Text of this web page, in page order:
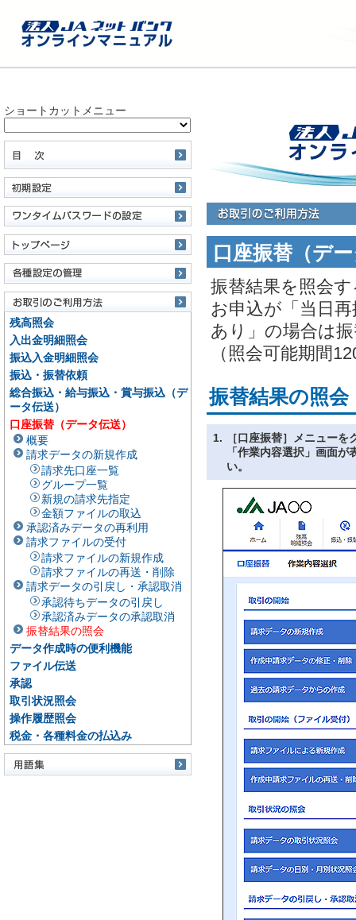
ショートカットメニュー
残高照会
入出金明細照会
振込入金明細照会
振込・振替依頼
総合振込・給与振込・賞与振込（デ
ータ伝送）
口座振替（データ伝送）
概要
請求データの新規作成
請求先口座一覧
グループ一覧
新規の請求先指定
金額ファイルの取込
承認済みデータの再利用
請求ファイルの受付
請求ファイルの新規作成
請求ファイルの再送・削除
請求データの引戻し・承認取消
承認待ちデータの引戻し
承認済みデータの承認取消
振替結果の照会
データ作成時の便利機能
ファイル伝送
承認
取引状況照会
操作履歴照会
税金・各種料金の払込み
口座振替（デ
振替結果を照会
お申込が「当日
あり」の場合は
（照会可能期間
振替結果の照会
1.
［口座振替］メニュー
「作業内容選択」画面
い。